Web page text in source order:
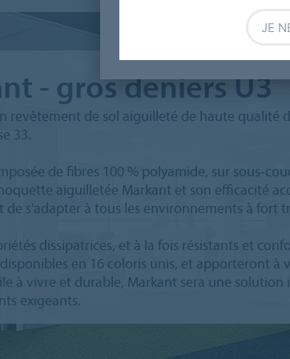
- gros deniers U3
revêtement de sol aiguilleté de haute qualité
33.
de fibres 100 % polyamide, sur sous-
aiguilletée Markant et son efficacité
s'adapter à tous les environnements à fort
dissipatrices, et à la fois résistants et
en 16 coloris unis, et apporteront à
à vivre et durable, Markant sera une solution
exigeants.
JE